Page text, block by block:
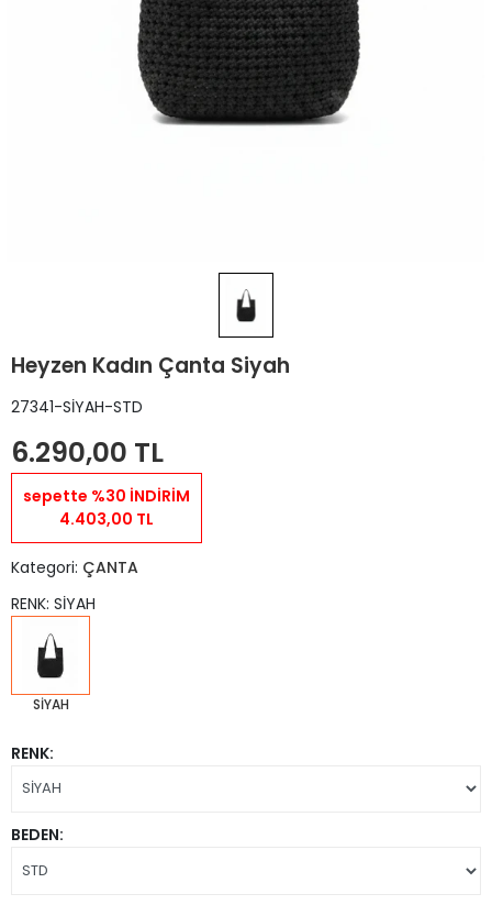
Heyzen Kadın Çanta Siyah
27341-SİYAH-STD
6.290,00 TL
sepette %30 İNDİRİM
4.403,00 TL
Kategori: ÇANTA
RENK: SİYAH
SİYAH
RENK:
BEDEN: